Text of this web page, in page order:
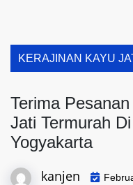
KERAJINAN KAYU
Terima
Jati Termurah
Yogyakarta
kanjen